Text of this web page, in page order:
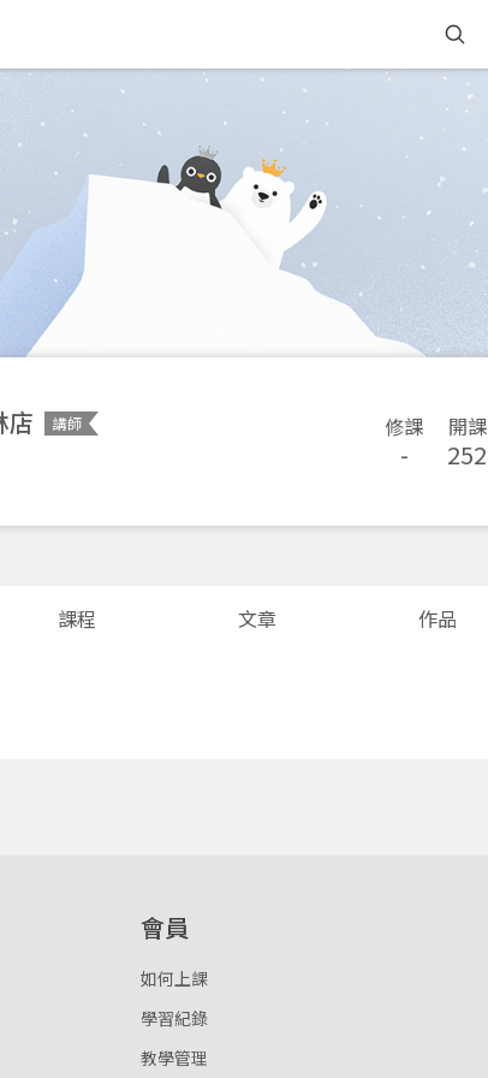
店 講師 修課
-
開課
252
課程 文章 作品
會員
如何上課
學習紀錄
教學管理